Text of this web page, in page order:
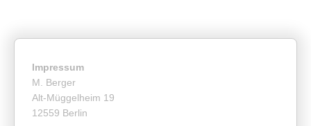
Impressum
M. Berger
Alt-Müggelheim 19
12559 Berlin